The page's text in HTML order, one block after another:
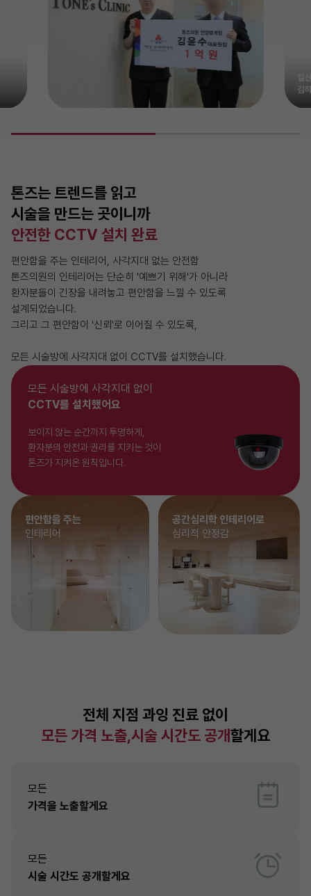
톤즈는 트렌드를 읽고
시술을 만드는 곳이니까
안전한 CCTV 설치 완료
편안함을 주는 인테리어, 사각지대 없는 안전함
톤즈의원의 인테리어는 단순히 '예쁘기 위해'가 아니라
환자분들이 긴장을 내려놓고 편안함을 느낄 수 있도록
설계되었습니다.
그리고 그 편안함이 '신뢰'로 이어질 수 있도록,
모든 시술방에 사각지대 없이 CCTV를 설치했습니다.
모든 시술방에 사각지대 없이
CCTV를 설치했어요
보이지 않는 순간까지 투명하게,
환자분의 안전과 권리를 지키는 것이
톤즈가 지켜온 원칙입니다.
편안함을 주는
인테리어
공간심리학 인테리어로
심리적 안정감
전체 지점 과잉 진료 없이
모든 가격 노출,시술 시간도 공개할게요
모든
가격을 노출할게요
모든
시술 시간도 공개할게요